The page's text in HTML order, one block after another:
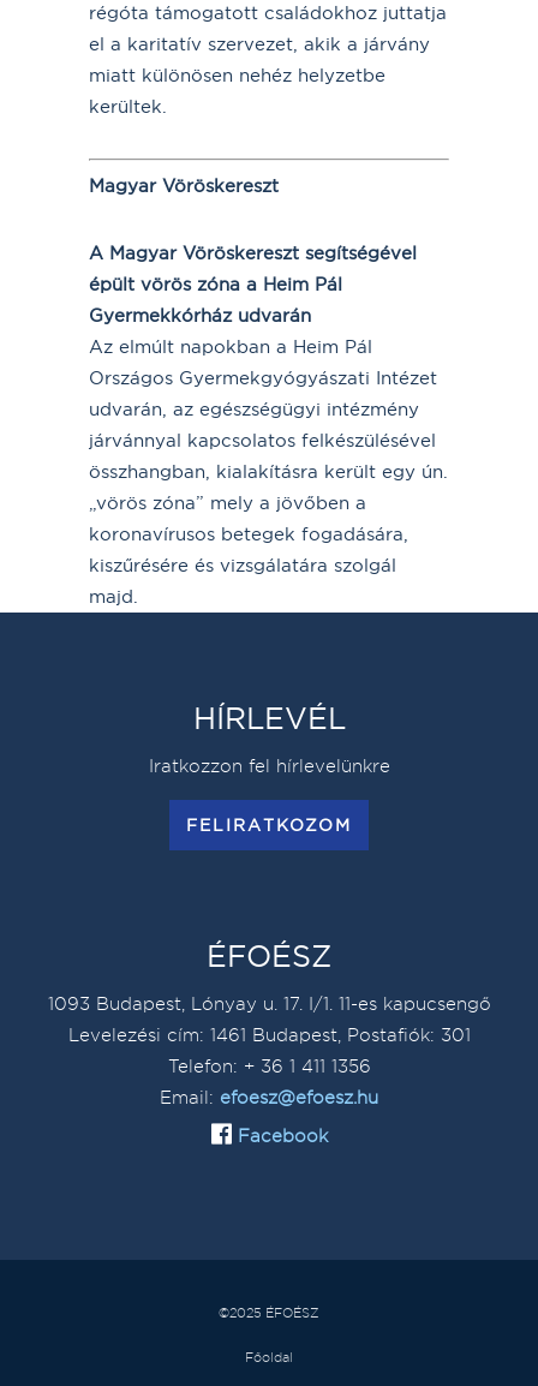
régóta támogatott családokhoz juttatja
el a karitatív szervezet, akik a járvány
miatt különösen nehéz helyzetbe
kerültek.
Magyar Vöröskereszt
A Magyar Vöröskereszt segítségével
épült vörös zóna a Heim Pál
Gyermekkórház udvarán
Az elmúlt napokban a Heim Pál
Országos Gyermekgyógyászati Intézet
udvarán, az egészségügyi intézmény
járvánnyal kapcsolatos felkészülésével
összhangban, kialakításra került egy ún.
„vörös zóna” mely a jövőben a
koronavírusos betegek fogadására,
kiszűrésére és vizsgálatára szolgál
majd.
HÍRLEVÉL
Iratkozzon fel hírlevelünkre
FELIRATKOZOM
ÉFOÉSZ
1093 Budapest, Lónyay u. 17. I/1. 11-es kapucsengő
Levelezési cím: 1461 Budapest, Postafiók: 301
Telefon: + 36 1 411 1356
Email: efoesz@efoesz.hu
Facebook
©2025 ÉFOÉSZ
Főoldal